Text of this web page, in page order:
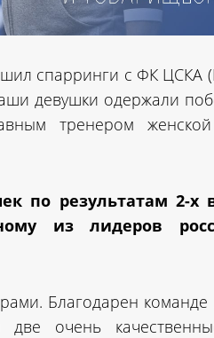
спарринги с ФК ЦСКА
девушки одержали
тренером
по результатам 2-х
из лидеров
Благодарен
очень